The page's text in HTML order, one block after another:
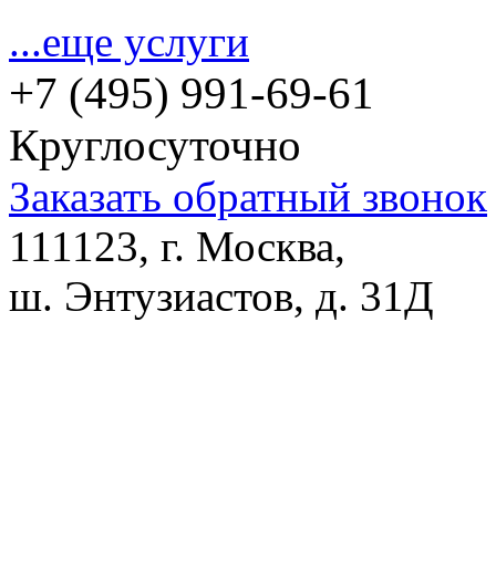
...еще услуги
+7 (495) 991-69-61
Круглосуточно
Заказать обратный звонок
111123, г. Москва,
ш. Энтузиастов, д. 31Д